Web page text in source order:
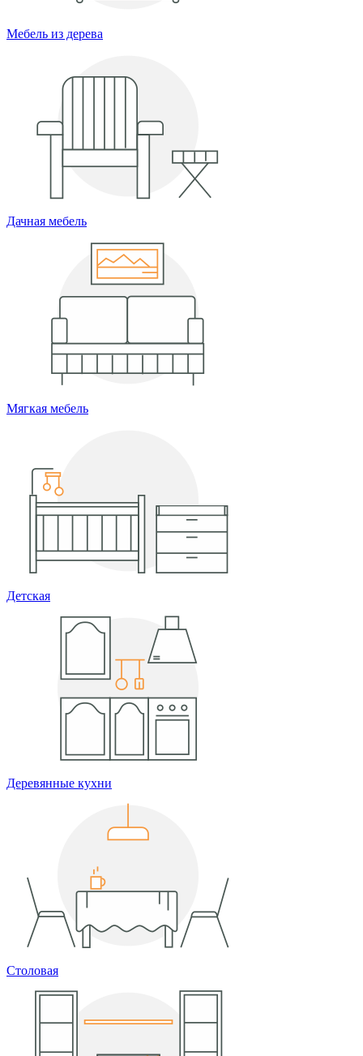
Мебель из дерева
Дачная мебель
Мягкая мебель
Детская
Деревянные кухни
Столовая